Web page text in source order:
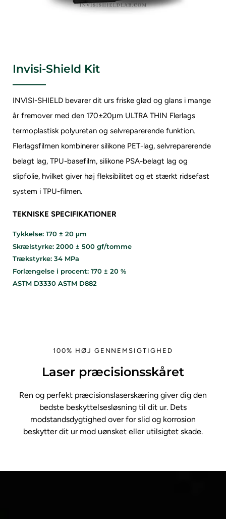
Invisi-Shield Kit
INVISI-SHIELD bevarer dit urs friske glød og glans i mange
år fremover med den 170±20μm ULTRA THIN Flerlags
termoplastisk polyuretan og selvreparerende funktion.
Flerlagsfilmen kombinerer silikone PET-lag, selvreparerende
belagt lag, TPU-basefilm, silikone PSA-belagt lag og
slipfolie, hvilket giver høj fleksibilitet og et stærkt ridsefast
system i TPU-filmen.
TEKNISKE SPECIFIKATIONER
Tykkelse: 170 ± 20 μm
Skrælstyrke: 2000 ± 500 gf/tomme
Trækstyrke: 34 MPa
Forlængelse i procent: 170 ± 20 %
ASTM D3330 ASTM D882
100% HØJ GENNEMSIGTIGHED
Laser præcisionsskåret
Ren og perfekt præcisionslaserskæring giver dig den
bedste beskyttelsesløsning til dit ur. Dets
modstandsdygtighed over for slid og korrosion
beskytter dit ur mod uønsket eller utilsigtet skade.